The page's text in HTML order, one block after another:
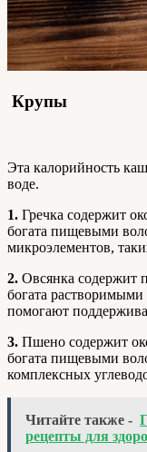
Крупы
Эта калорийность
воде.
1. Гречка содержит
богата пищевыми
микроэлементов,
2. Овсянка содержит
богата
помогают
3. Пшено содержит
богата пищевыми
комплексных
Читайте также -
рецепты для